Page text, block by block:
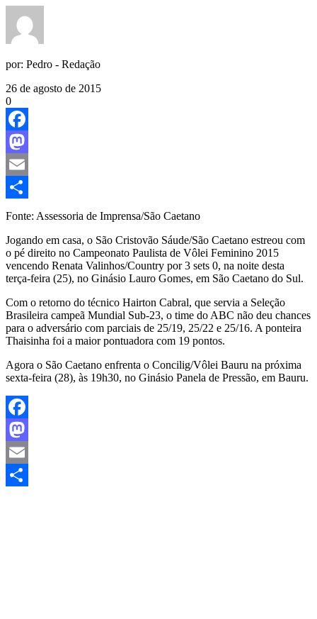
por: Pedro - Redação
26 de agosto de 2015
0
Facebook
Mastodon
Email
Share
Fonte: Assessoria de Imprensa/São Caetano
Jogando em casa, o São Cristovão Sáude/São Caetano estreou com
o pé direito no Campeonato Paulista de Vôlei Feminino 2015
vencendo Renata Valinhos/Country por 3 sets 0, na noite desta
terça-feira (25), no Ginásio Lauro Gomes, em São Caetano do Sul.
Com o retorno do técnico Hairton Cabral, que servia a Seleção
Brasileira campeã Mundial Sub-23, o time do ABC não deu chances
para o adversário com parciais de 25/19, 25/22 e 25/16. A ponteira
Thaisinha foi a maior pontuadora com 19 pontos.
Agora o São Caetano enfrenta o Concilig/Vôlei Bauru na próxima
sexta-feira (28), às 19h30, no Ginásio Panela de Pressão, em Bauru.
Facebook
Mastodon
Email